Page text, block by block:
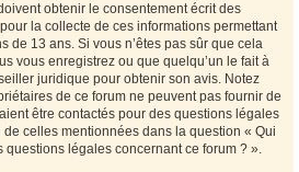
obtenir le consentement écrit des
la collecte de ces informations permettant
de 13 ans. Si vous n’êtes pas sûr que cela
vous enregistrez ou que quelqu’un le fait à
juridique pour obtenir son avis. Notez
de ce forum ne peuvent pas fournir de
être contactés pour des questions légales
de celles mentionnées dans la question « Qui
questions légales concernant ce forum ? ».